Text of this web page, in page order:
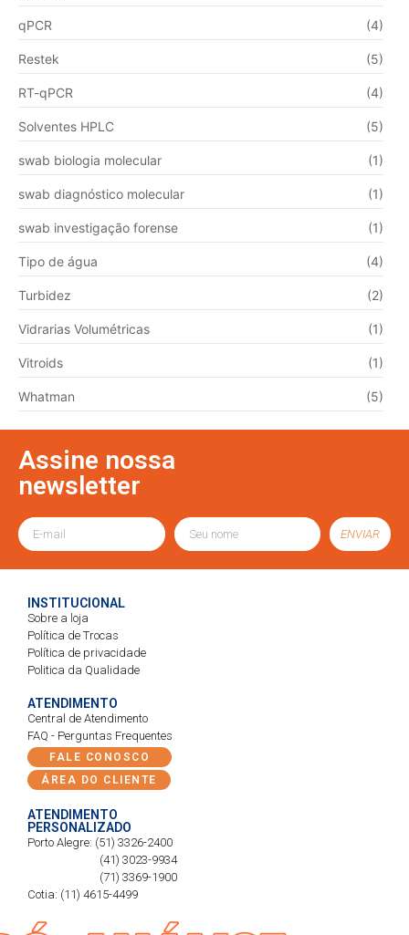
qPCR (4)
Restek (5)
RT-qPCR (4)
Solventes HPLC (5)
swab biologia molecular (1)
swab diagnóstico molecular (1)
swab investigação forense (1)
Tipo de água (4)
Turbidez (2)
Vidrarias Volumétricas (1)
Vitroids (1)
Whatman (5)
Assine nossa
newsletter
ENVIAR
INSTITUCIONAL
Sobre a loja
Política de Trocas
Política de privacidade
Politica da Qualidade
ATENDIMENTO
Central de Atendimento
FAQ - Perguntas Frequentes
FALE CONOSCO
ÁREA DO CLIENTE
ATENDIMENTO
PERSONALIZADO
Porto Alegre: (51) 3326-2400
(41) 3023-9934
(71) 3369-1900
Cotia: (11) 4615-4499